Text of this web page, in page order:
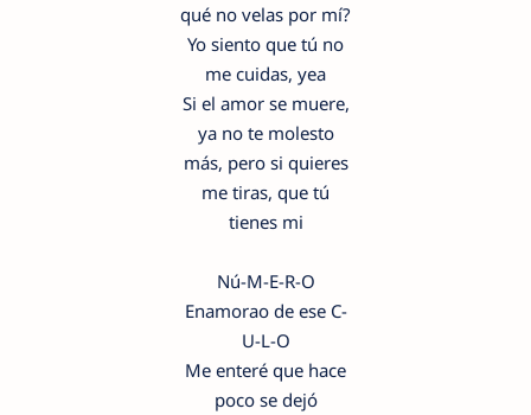
qué no velas por mí?
Yo siento que tú no
me cuidas, yea
Si el amor se muere,
ya no te molesto
más, pero si quieres
me tiras, que tú
tienes mi
Nú-M-E-R-O
Enamorao de ese C-
U-L-O
Me enteré que hace
poco se dejó